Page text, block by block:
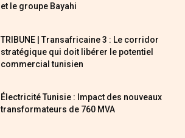
et le groupe Bayahi
TRIBUNE | Transafricaine 3 : Le corridor
stratégique qui doit libérer le potentiel
commercial tunisien
Électricité Tunisie : Impact des nouveaux
transformateurs de 760 MVA